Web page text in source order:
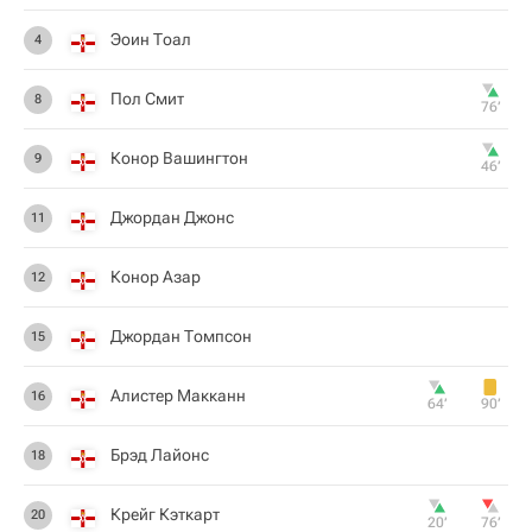
4 Эоин Тоал
8 Пол Смит 76‎’‎
9 Конор Вашингтон 46‎’‎
11 Джордан Джонс
12 Конор Азар
15 Джордан Томпсон
16 Алистер Макканн 64‎’‎ 90‎’‎
18 Брэд Лайонс
20 Крейг Кэткарт 20‎’‎ 76‎’‎